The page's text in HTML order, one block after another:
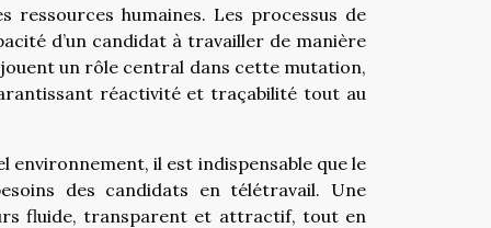
ressources humaines. Les processus de
d’un candidat à travailler de manière
un rôle central dans cette mutation,
réactivité et traçabilité tout au
il est indispensable que le
des candidats en télétravail. Une
fluide, transparent et attractif, tout en